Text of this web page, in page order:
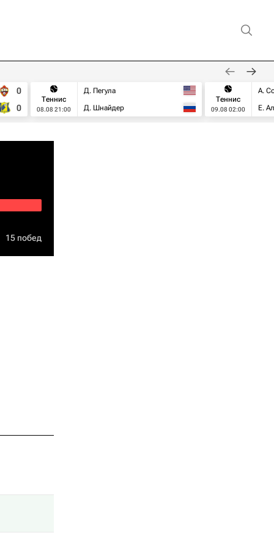
0
0
Теннис
08.08 21:00
Д. Пегула
Д. Шнайдер
Теннис
09.08 02:00
А.
Е.
15 побед